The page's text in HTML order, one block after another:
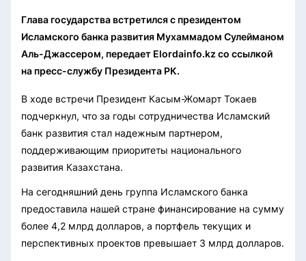
Глава государства встретился с президентом
Исламского банка развития Мухаммадом Сулейманом
Аль-Джассером, передает Elordainfo.kz со ссылкой
на пресс-службу Президента РК.
В ходе встречи Президент Касым-Жомарт Токаев
подчеркнул, что за годы сотрудничества Исламский
банк развития стал надежным партнером,
поддерживающим приоритеты национального
развития Казахстана.
На сегодняшний день группа Исламского банка
предоставила нашей стране финансирование на сумму
более 4,2 млрд долларов, а портфель текущих и
перспективных проектов превышает 3 млрд долларов.